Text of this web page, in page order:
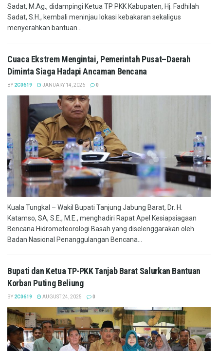
Sadat, M.Ag., didampingi Ketua TP PKK Kabupaten, Hj. Fadhilah
Sadat, S.H., kembali meninjau lokasi kebakaran sekaligus
menyerahkan bantuan...
Cuaca Ekstrem Mengintai, Pemerintah Pusat–Daerah
Diminta Siaga Hadapi Ancaman Bencana
BY 2C0619 JANUARY 14, 2026 0
Kuala Tungkal – Wakil Bupati Tanjung Jabung Barat, Dr. H.
Katamso, SA, S.E., M.E., menghadiri Rapat Apel Kesiapsiagaan
Bencana Hidrometeorologi Basah yang diselenggarakan oleh
Badan Nasional Penanggulangan Bencana...
Bupati dan Ketua TP-PKK Tanjab Barat Salurkan Bantuan
Korban Puting Beliung
BY 2C0619 AUGUST 24, 2025 0